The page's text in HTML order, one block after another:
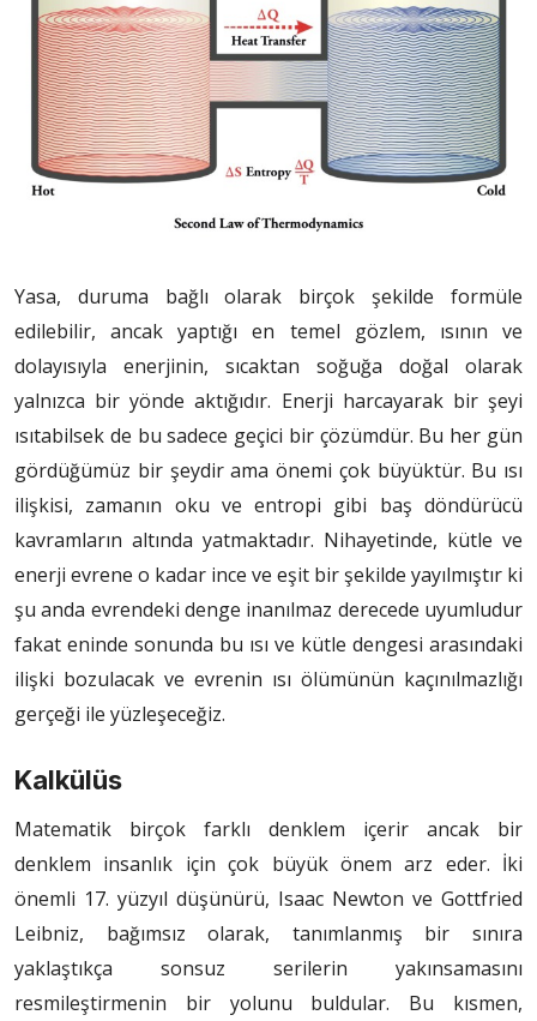
Yasa, duruma bağlı olarak birçok şekilde formüle
edilebilir, ancak yaptığı en temel gözlem, ısının ve
dolayısıyla enerjinin, sıcaktan soğuğa doğal olarak
yalnızca bir yönde aktığıdır. Enerji harcayarak bir şeyi
ısıtabilsek de bu sadece geçici bir çözümdür. Bu her gün
gördüğümüz bir şeydir ama önemi çok büyüktür. Bu ısı
ilişkisi, zamanın oku ve entropi gibi baş döndürücü
kavramların altında yatmaktadır. Nihayetinde, kütle ve
enerji evrene o kadar ince ve eşit bir şekilde yayılmıştır ki
şu anda evrendeki denge inanılmaz derecede uyumludur
fakat eninde sonunda bu ısı ve kütle dengesi arasındaki
ilişki bozulacak ve evrenin ısı ölümünün kaçınılmazlığı
gerçeği ile yüzleşeceğiz.
Kalkülüs
Matematik birçok farklı denklem içerir ancak bir
denklem insanlık için çok büyük önem arz eder. İki
önemli 17. yüzyıl düşünürü, Isaac Newton ve Gottfried
Leibniz, bağımsız olarak, tanımlanmış bir sınıra
yaklaştıkça sonsuz serilerin yakınsamasını
resmileştirmenin bir yolunu buldular. Bu kısmen,